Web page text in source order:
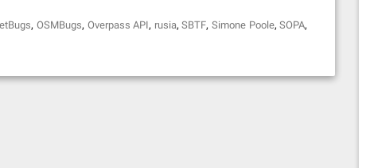
, OSMBugs, Overpass API, rusia,SBTF, Simone Poole,SOPA,